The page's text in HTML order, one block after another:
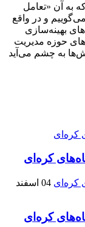
به آن «تعامل
و در واقع
بهینه‌سازی
حوزه مدیریت
به چشم می‌آید
کره‌ای‌
04 اسفند
کره‌ای‌